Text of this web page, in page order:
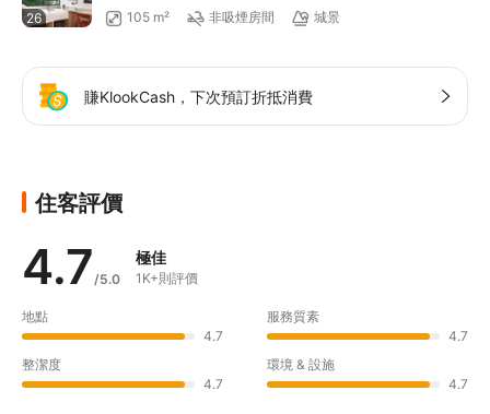
26
105 m²
非吸煙房間 城景
賺KlookCash，下次預訂折抵消費
住客評價
4.7/5.0
極佳
1K+則評價
地點
4.7
服務質素
4.7
整潔度
4.7
環境 & 設施
4.7